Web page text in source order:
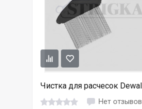
Чистка для расчесок Dewal
Нет отзывов